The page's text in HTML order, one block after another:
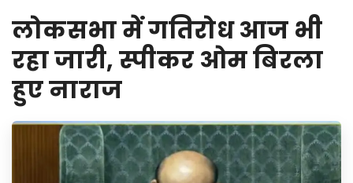
लोकसभा में गतिरोध आज भी
रहा जारी, स्पीकर ओम बिरला
हुए नाराज